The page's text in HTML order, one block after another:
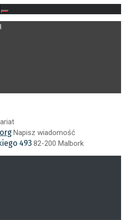
Napisz wiadomość
493 82-200 Malbork